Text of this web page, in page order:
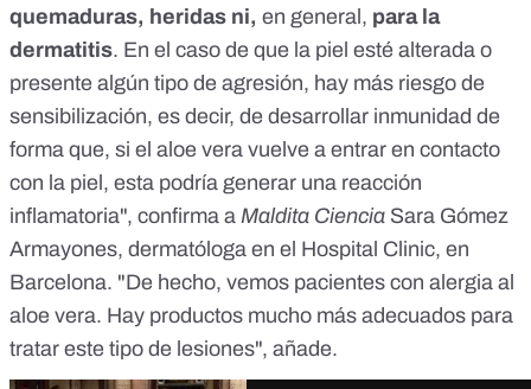
quemaduras, heridas ni, en general, para la
dermatitis. En el caso de que la piel esté alterada o
presente algún tipo de agresión, hay más riesgo de
sensibilización, es decir, de desarrollar inmunidad de
forma que, si el aloe vera vuelve a entrar en contacto
con la piel, esta podría generar una reacción
inflamatoria", confirma a Maldita Ciencia Sara Gómez
Armayones, dermatóloga en el Hospital Clinic, en
Barcelona. "De hecho, vemos pacientes con alergia al
aloe vera. Hay productos mucho más adecuados para
tratar este tipo de lesiones", añade.